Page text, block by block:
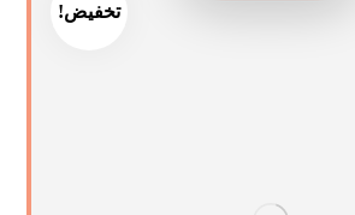
تخفيض!